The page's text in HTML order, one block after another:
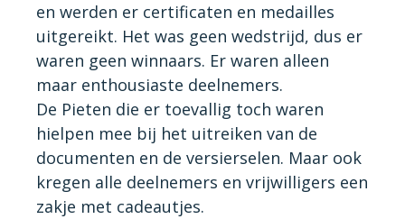
en werden er certificaten en medailles
uitgereikt. Het was geen wedstrijd, dus er
waren geen winnaars. Er waren alleen
maar enthousiaste deelnemers.
De Pieten die er toevallig toch waren
hielpen mee bij het uitreiken van de
documenten en de versierselen. Maar ook
kregen alle deelnemers en vrijwilligers een
zakje met cadeautjes.